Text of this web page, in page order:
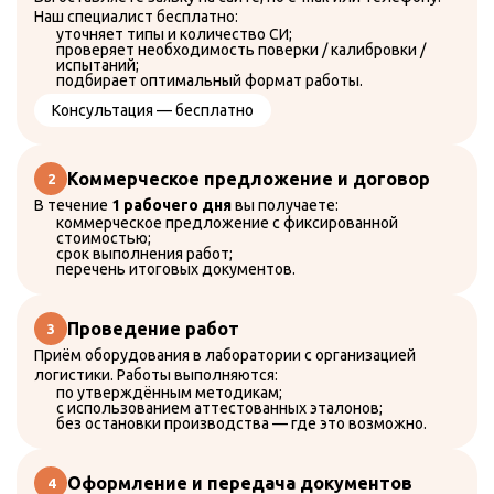
О компании
Реквизиты
Что такое поверка?
Найти прибор в ФГИС "Аршин"
Услуги
Контакты
+7 (985) 997-30-03
+7 (495) 997-30-03
zakaz@protoch.ru
Время работы:
Пн-Пт 09:00 — 18:00
Москва, Чонгарский бульвар, 1к2
Поверка шумомера
Поверка счетчиков воды
Поверка счетчиков электроэнергии
Поверка теплосчетчиков
Поверка газовых счетчиков
Калибровка СИ
Испытания СИ
Наш специалист бесплатно:
уточняет типы и количество СИ;
проверяет необходимость поверки / калибровки /
испытаний;
подбирает оптимальный формат работы.
Консультация — бесплатно
Коммерческое предложение и договор
В течение 1 рабочего днявы получаете:
коммерческое предложение с фиксированной
стоимостью;
срок выполнения работ;
перечень итоговых документов.
Проведение работ
Приём оборудования в лаборатории с организацией
логистики. Работы выполняются:
по утверждённым методикам;
с использованием аттестованных эталонов;
без остановки производства — где это возможно.
Оформление и передача документов